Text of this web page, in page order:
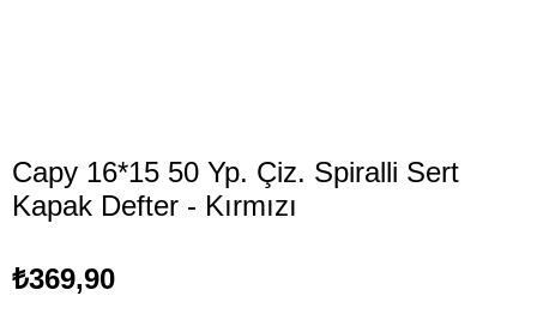
Capy 16*15 50 Yp. Çiz. Spiralli Sert
Kapak Defter - Kırmızı
₺369,90